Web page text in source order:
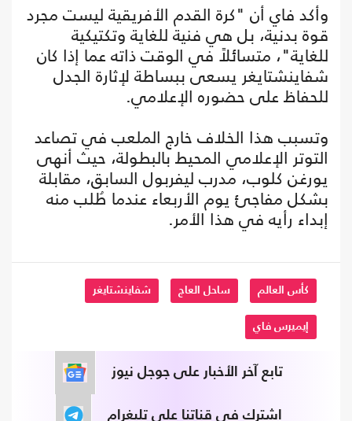
وأكد فاي أن "كرة القدم الأفريقية ليست مجرد
قوة بدنية، بل هي فنية للغاية وتكتيكية
للغاية"، متسائلاً في الوقت ذاته عما إذا كان
شفاينشتايغر يسعى ببساطة لإثارة الجدل
للحفاظ على حضوره الإعلامي.
وتسبب هذا الخلاف خارج الملعب في تصاعد
التوتر الإعلامي المحيط بالبطولة، حيث أنهى
يورغن كلوب، مدرب ليفربول السابق، مقابلة
بشكل مفاجئ يوم الأربعاء عندما طُلب منه
إبداء رأيه في هذا الأمر.
كأس العالم ساحل العاج شفاينشتايغر
إيميرس فاي
تابع آخر الأخبار على جوجل نيوز
اشترك في قناتنا على تليغرام